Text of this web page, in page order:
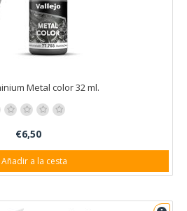
Metal color 32 ml.
€6,50
Añadir a la cesta